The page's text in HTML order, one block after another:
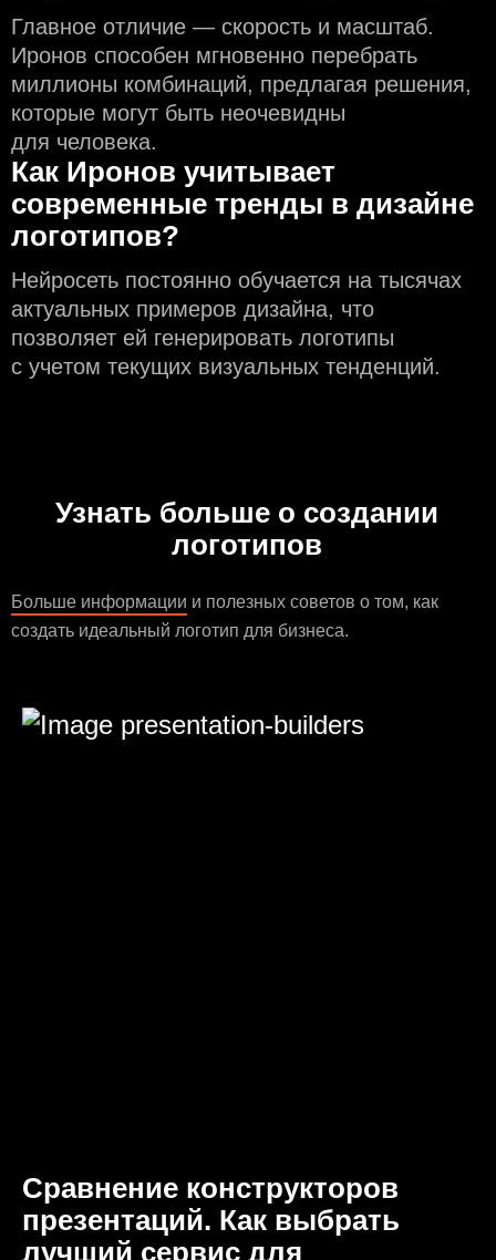
Главное отличие — скорость и масштаб.
Иронов способен мгновенно перебрать
миллионы комбинаций, предлагая решения,
которые могут быть неочевидны
для человека.
Как Иронов учитывает
современные тренды в дизайне
логотипов?
Нейросеть постоянно обучается на тысячах
актуальных примеров дизайна, что
позволяет ей генерировать логотипы
с учeтом текущих визуальных тенденций.
Узнать больше о создании
логотипов
Больше информации и полезных советов о том, как
создать идеальный логотип для бизнеса.
Сравнение конструкторов
презентаций. Как выбрать
лучший сервис для